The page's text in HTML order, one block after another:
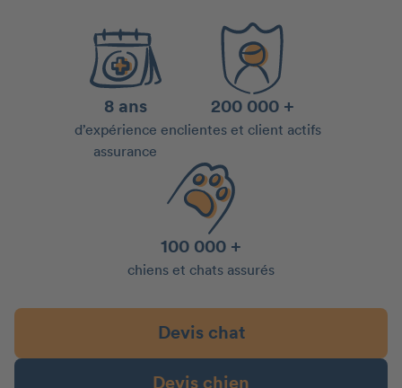
8 ans
d’expérience en
assurance
200 000 +
clientes et client actifs
100 000 +
chiens et chats assurés
Devis chat
Devis chien